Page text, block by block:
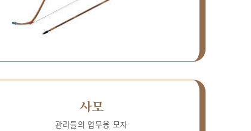
사모
관리들의 업무용 모자